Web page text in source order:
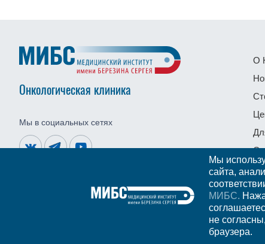
Онкологическая клиника
Мы в социальных сетях
О
© Онкологическая клиника МИБС, 2026. Официальный сайт.
Мы
сайта,
МИБС.
не
браузера.